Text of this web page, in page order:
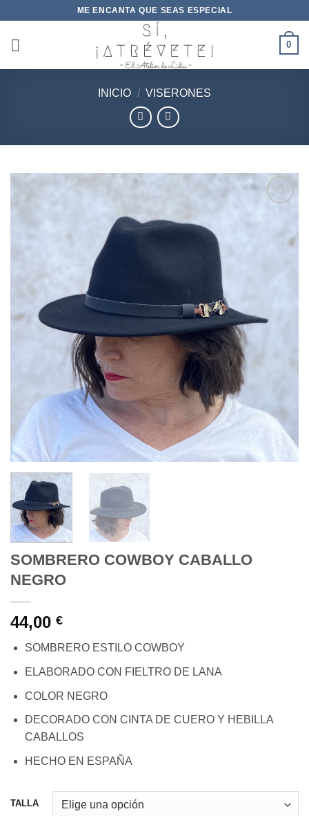
contenido
ME ENCANTA QUE SEAS ESPECIAL
0
INICIO / VISERONES
a la
lista de
SOMBRERO COWBOY CABALLO
NEGRO
44,00 €
SOMBRERO ESTILO COWBOY
ELABORADO CON FIELTRO DE LANA
COLOR NEGRO
DECORADO CON CINTA DE CUERO Y HEBILLA
CABALLOS
HECHO EN ESPAÑA
TALLA